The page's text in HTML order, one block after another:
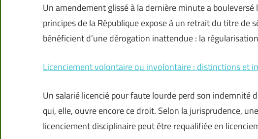
Un amendement glissé à la dernière minute a
principes de la République expose à un retrait du titre
bénéficient d’une dérogation inattendue : la
Licenciement volontaire ou involontaire : distinctions et
Un salarié licencié pour faute lourde perd son indemnité
qui, elle, ouvre encore ce droit. Selon la jurisprudence,
licenciement disciplinaire peut être requalifiée en